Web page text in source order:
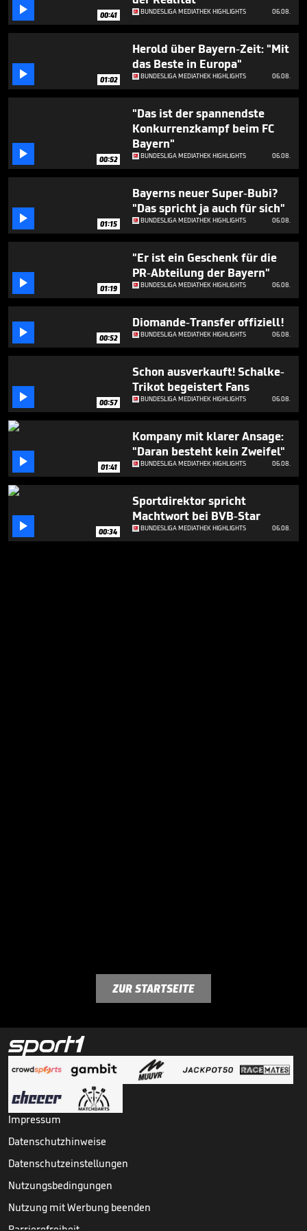
minute,
seconds
 00:41 BUNDESLIGA MEDIATHEK HIGHLIGHTS 06.08.
 01:02
Herold über Bayern-Zeit: "Mit
das Beste in Europa"
BUNDESLIGA MEDIATHEK HIGHLIGHTS 06.08.
 00:52
"Das ist der spannendste
Konkurrenzkampf beim FC
Bayern"
BUNDESLIGA MEDIATHEK HIGHLIGHTS 06.08.
 01:15
Bayerns neuer Super-Bubi?
"Das spricht ja auch für sich"
BUNDESLIGA MEDIATHEK HIGHLIGHTS 06.08.
 01:19
"Er ist ein Geschenk für die
PR-Abteilung der Bayern"
BUNDESLIGA MEDIATHEK HIGHLIGHTS 06.08.
 00:52
Diomande-Transfer offiziell!
BUNDESLIGA MEDIATHEK HIGHLIGHTS 06.08.
 00:57
Schon ausverkauft! Schalke-
Trikot begeistert Fans
BUNDESLIGA MEDIATHEK HIGHLIGHTS 06.08.
 01:41
Kompany mit klarer Ansage:
"Daran besteht kein Zweifel"
BUNDESLIGA MEDIATHEK HIGHLIGHTS 06.08.
 00:34
Sportdirektor spricht
Machtwort bei BVB-Star
BUNDESLIGA MEDIATHEK HIGHLIGHTS 06.08.
ZUR STARTSEITE
Impressum
Datenschutzhinweise
Datenschutzeinstellungen
Nutzungsbedingungen
Nutzung mit Werbung beenden